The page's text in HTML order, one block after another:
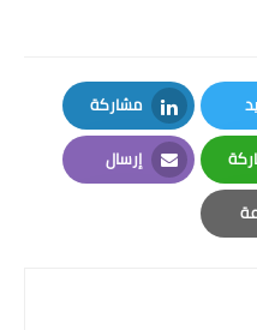
مشاركة
LinkedIn
إرسال
Email